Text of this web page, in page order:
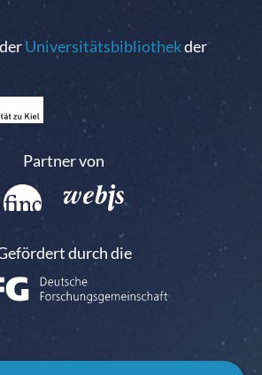
Universitätsbibliothekder
Partner von
durch die